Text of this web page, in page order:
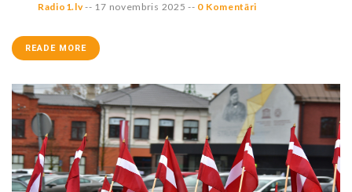
Radio1.lv-- 17 novembris 2025 -- 0 Komentāri
READE MORE